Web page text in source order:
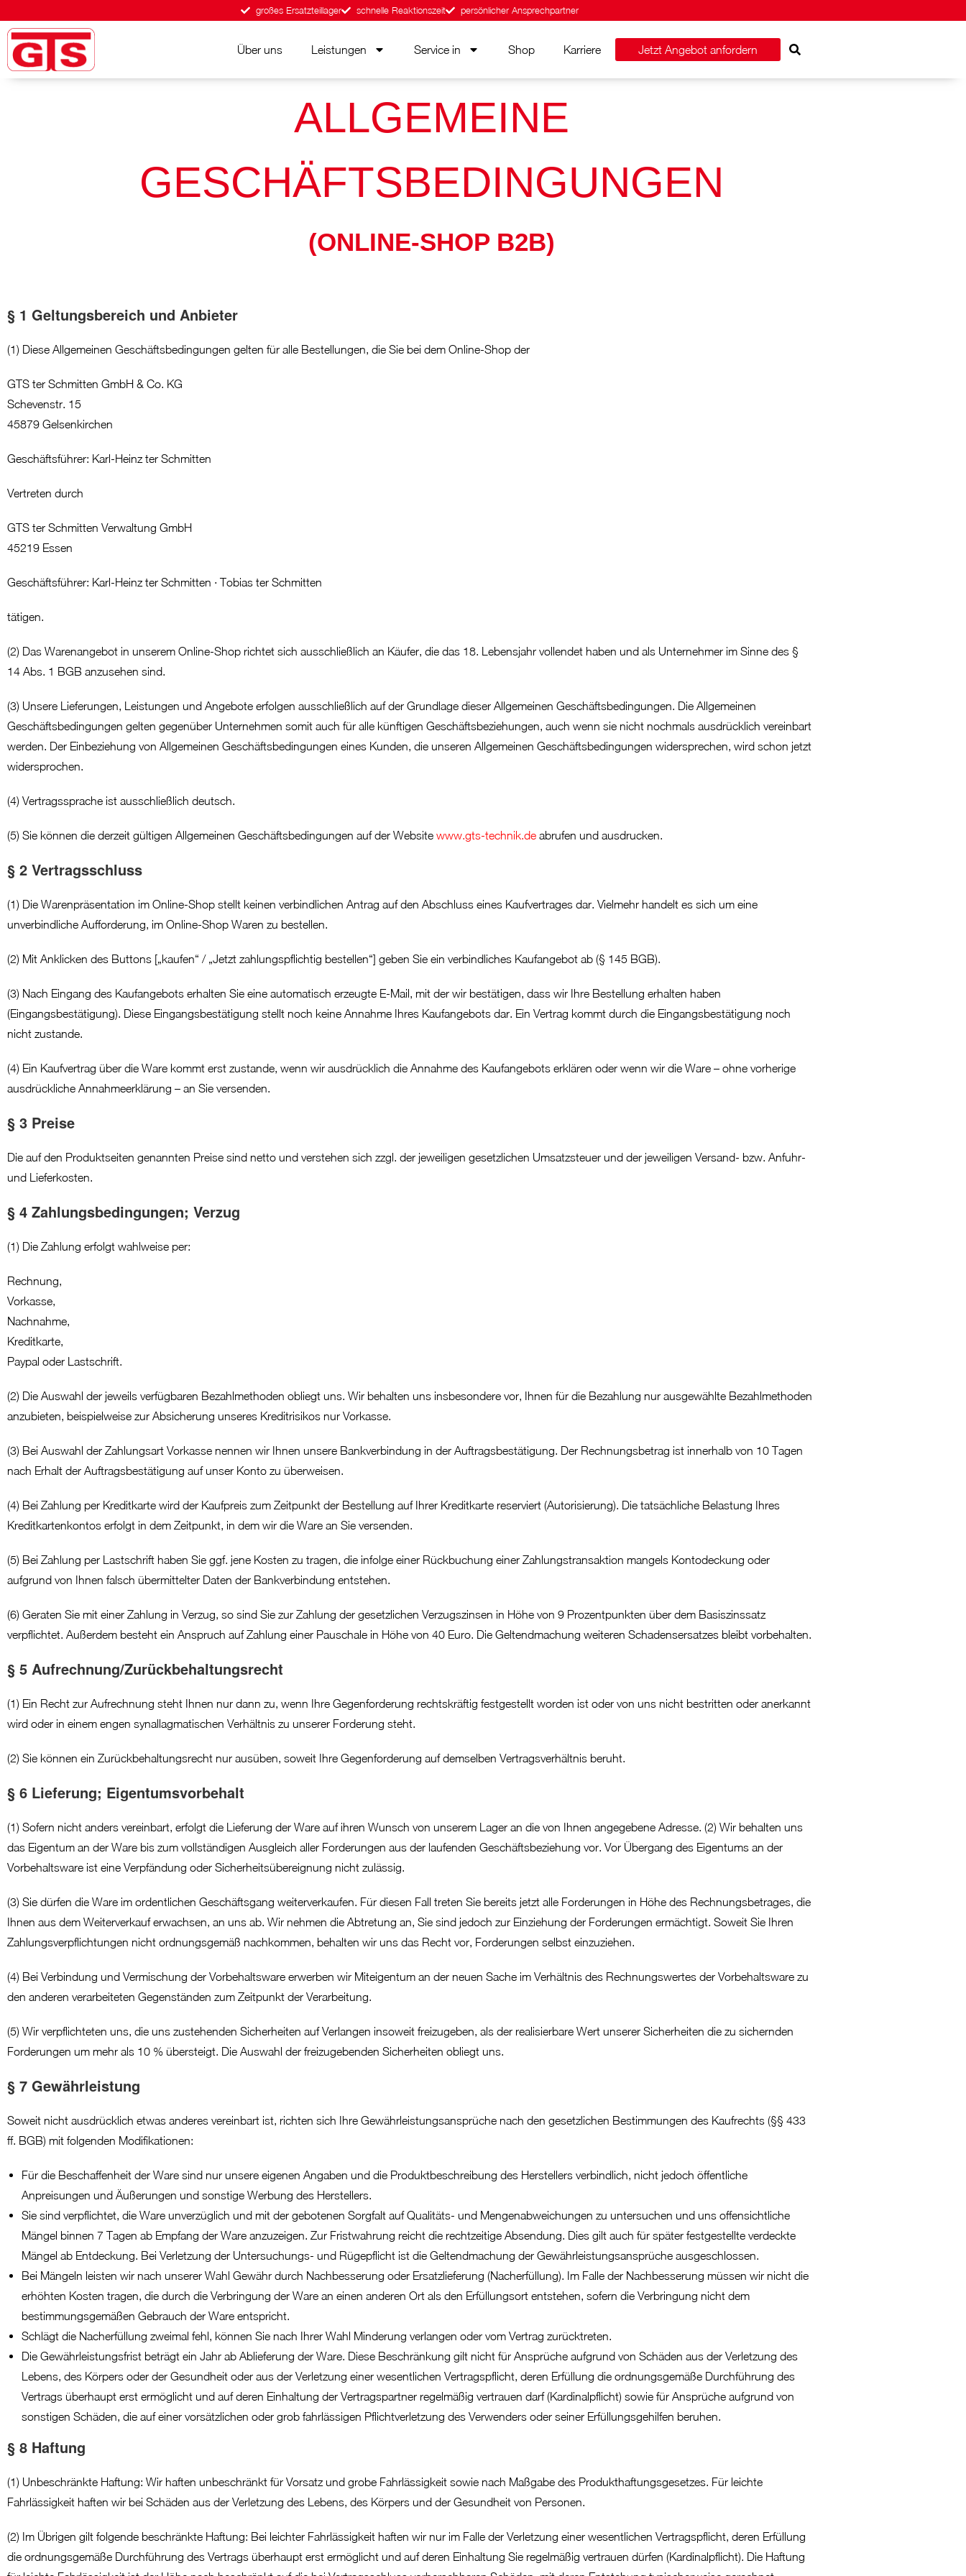
großes Ersatzteillager schnelle Reaktionszeit persönlicher Ansprechpartner
Über uns Leistungen Service in Shop Karriere Jetzt Angebot anfordern
ALLGEMEINE
GESCHÄFTSBEDINGUNGEN
(ONLINE-SHOP B2B)
§ 1 Geltungsbereich und Anbieter
(1) Diese Allgemeinen Geschäftsbedingungen gelten für alle Bestellungen, die Sie bei dem Online-Shop der
GTS ter Schmitten GmbH & Co. KG
Schevenstr. 15
45879 Gelsenkirchen
Geschäftsführer: Karl-Heinz ter Schmitten
Vertreten durch
GTS ter Schmitten Verwaltung GmbH
45219 Essen
Geschäftsführer: Karl-Heinz ter Schmitten · Tobias ter Schmitten
tätigen.
(2) Das Warenangebot in unserem Online-Shop richtet sich ausschließlich an Käufer, die das 18. Lebensjahr vollendet haben und als Unternehmer im Sinne des §
14 Abs. 1 BGB anzusehen sind.
(3) Unsere Lieferungen, Leistungen und Angebote erfolgen ausschließlich auf der Grundlage dieser Allgemeinen Geschäftsbedingungen. Die Allgemeinen
Geschäftsbedingungen gelten gegenüber Unternehmen somit auch für alle künftigen Geschäftsbeziehungen, auch wenn sie nicht nochmals ausdrücklich vereinbart
werden. Der Einbeziehung von Allgemeinen Geschäftsbedingungen eines Kunden, die unseren Allgemeinen Geschäftsbedingungen widersprechen, wird schon jetzt
widersprochen.
(4) Vertragssprache ist ausschließlich deutsch.
(5) Sie können die derzeit gültigen Allgemeinen Geschäftsbedingungen auf der Website www.gts-technik.de abrufen und ausdrucken.
§ 2 Vertragsschluss
(1) Die Warenpräsentation im Online-Shop stellt keinen verbindlichen Antrag auf den Abschluss eines Kaufvertrages dar. Vielmehr handelt es sich um eine
unverbindliche Aufforderung, im Online-Shop Waren zu bestellen.
(2) Mit Anklicken des Buttons [„kaufen“ / „Jetzt zahlungspflichtig bestellen“] geben Sie ein verbindliches Kaufangebot ab (§ 145 BGB).
(3) Nach Eingang des Kaufangebots erhalten Sie eine automatisch erzeugte E-Mail, mit der wir bestätigen, dass wir Ihre Bestellung erhalten haben
(Eingangsbestätigung). Diese Eingangsbestätigung stellt noch keine Annahme Ihres Kaufangebots dar. Ein Vertrag kommt durch die Eingangsbestätigung noch
nicht zustande.
(4) Ein Kaufvertrag über die Ware kommt erst zustande, wenn wir ausdrücklich die Annahme des Kaufangebots erklären oder wenn wir die Ware – ohne vorherige
ausdrückliche Annahmeerklärung – an Sie versenden.
§ 3 Preise
Die auf den Produktseiten genannten Preise sind netto und verstehen sich zzgl. der jeweiligen gesetzlichen Umsatzsteuer und der jeweiligen Versand- bzw. Anfuhr-
und Lieferkosten.
§ 4 Zahlungsbedingungen; Verzug
(1) Die Zahlung erfolgt wahlweise per:
Rechnung,
Vorkasse,
Nachnahme,
Kreditkarte,
Paypal oder Lastschrift.
(2) Die Auswahl der jeweils verfügbaren Bezahlmethoden obliegt uns. Wir behalten uns insbesondere vor, Ihnen für die Bezahlung nur ausgewählte Bezahlmethoden
anzubieten, beispielweise zur Absicherung unseres Kreditrisikos nur Vorkasse.
(3) Bei Auswahl der Zahlungsart Vorkasse nennen wir Ihnen unsere Bankverbindung in der Auftragsbestätigung. Der Rechnungsbetrag ist innerhalb von 10 Tagen
nach Erhalt der Auftragsbestätigung auf unser Konto zu überweisen.
(4) Bei Zahlung per Kreditkarte wird der Kaufpreis zum Zeitpunkt der Bestellung auf Ihrer Kreditkarte reserviert (Autorisierung). Die tatsächliche Belastung Ihres
Kreditkartenkontos erfolgt in dem Zeitpunkt, in dem wir die Ware an Sie versenden.
(5) Bei Zahlung per Lastschrift haben Sie ggf. jene Kosten zu tragen, die infolge einer Rückbuchung einer Zahlungstransaktion mangels Kontodeckung oder
aufgrund von Ihnen falsch übermittelter Daten der Bankverbindung entstehen.
(6) Geraten Sie mit einer Zahlung in Verzug, so sind Sie zur Zahlung der gesetzlichen Verzugszinsen in Höhe von 9 Prozentpunkten über dem Basiszinssatz
verpflichtet. Außerdem besteht ein Anspruch auf Zahlung einer Pauschale in Höhe von 40 Euro. Die Geltendmachung weiteren Schadensersatzes bleibt vorbehalten.
§ 5 Aufrechnung/Zurückbehaltungsrecht
(1) Ein Recht zur Aufrechnung steht Ihnen nur dann zu, wenn Ihre Gegenforderung rechtskräftig festgestellt worden ist oder von uns nicht bestritten oder anerkannt
wird oder in einem engen synallagmatischen Verhältnis zu unserer Forderung steht.
(2) Sie können ein Zurückbehaltungsrecht nur ausüben, soweit Ihre Gegenforderung auf demselben Vertragsverhältnis beruht.
§ 6 Lieferung; Eigentumsvorbehalt
(1) Sofern nicht anders vereinbart, erfolgt die Lieferung der Ware auf ihren Wunsch von unserem Lager an die von Ihnen angegebene Adresse. (2) Wir behalten uns
das Eigentum an der Ware bis zum vollständigen Ausgleich aller Forderungen aus der laufenden Geschäftsbeziehung vor. Vor Übergang des Eigentums an der
Vorbehaltsware ist eine Verpfändung oder Sicherheitsübereignung nicht zulässig.
(3) Sie dürfen die Ware im ordentlichen Geschäftsgang weiterverkaufen. Für diesen Fall treten Sie bereits jetzt alle Forderungen in Höhe des Rechnungsbetrages, die
Ihnen aus dem Weiterverkauf erwachsen, an uns ab. Wir nehmen die Abtretung an, Sie sind jedoch zur Einziehung der Forderungen ermächtigt. Soweit Sie Ihren
Zahlungsverpflichtungen nicht ordnungsgemäß nachkommen, behalten wir uns das Recht vor, Forderungen selbst einzuziehen.
(4) Bei Verbindung und Vermischung der Vorbehaltsware erwerben wir Miteigentum an der neuen Sache im Verhältnis des Rechnungswertes der Vorbehaltsware zu
den anderen verarbeiteten Gegenständen zum Zeitpunkt der Verarbeitung.
(5) Wir verpflichteten uns, die uns zustehenden Sicherheiten auf Verlangen insoweit freizugeben, als der realisierbare Wert unserer Sicherheiten die zu sichernden
Forderungen um mehr als 10 % übersteigt. Die Auswahl der freizugebenden Sicherheiten obliegt uns.
§ 7 Gewährleistung
Soweit nicht ausdrücklich etwas anderes vereinbart ist, richten sich Ihre Gewährleistungsansprüche nach den gesetzlichen Bestimmungen des Kaufrechts (§§ 433
ff. BGB) mit folgenden Modifikationen:
Für die Beschaffenheit der Ware sind nur unsere eigenen Angaben und die Produktbeschreibung des Herstellers verbindlich, nicht jedoch öffentliche
Anpreisungen und Äußerungen und sonstige Werbung des Herstellers.
Sie sind verpflichtet, die Ware unverzüglich und mit der gebotenen Sorgfalt auf Qualitäts- und Mengenabweichungen zu untersuchen und uns offensichtliche
Mängel binnen 7 Tagen ab Empfang der Ware anzuzeigen. Zur Fristwahrung reicht die rechtzeitige Absendung. Dies gilt auch für später festgestellte verdeckte
Mängel ab Entdeckung. Bei Verletzung der Untersuchungs- und Rügepflicht ist die Geltendmachung der Gewährleistungsansprüche ausgeschlossen.
Bei Mängeln leisten wir nach unserer Wahl Gewähr durch Nachbesserung oder Ersatzlieferung (Nacherfüllung). Im Falle der Nachbesserung müssen wir nicht die
erhöhten Kosten tragen, die durch die Verbringung der Ware an einen anderen Ort als den Erfüllungsort entstehen, sofern die Verbringung nicht dem
bestimmungsgemäßen Gebrauch der Ware entspricht.
Schlägt die Nacherfüllung zweimal fehl, können Sie nach Ihrer Wahl Minderung verlangen oder vom Vertrag zurücktreten.
Die Gewährleistungsfrist beträgt ein Jahr ab Ablieferung der Ware. Diese Beschränkung gilt nicht für Ansprüche aufgrund von Schäden aus der Verletzung des
Lebens, des Körpers oder der Gesundheit oder aus der Verletzung einer wesentlichen Vertragspflicht, deren Erfüllung die ordnungsgemäße Durchführung des
Vertrags überhaupt erst ermöglicht und auf deren Einhaltung der Vertragspartner regelmäßig vertrauen darf (Kardinalpflicht) sowie für Ansprüche aufgrund von
sonstigen Schäden, die auf einer vorsätzlichen oder grob fahrlässigen Pflichtverletzung des Verwenders oder seiner Erfüllungsgehilfen beruhen.
§ 8 Haftung
(1) Unbeschränkte Haftung: Wir haften unbeschränkt für Vorsatz und grobe Fahrlässigkeit sowie nach Maßgabe des Produkthaftungsgesetzes. Für leichte
Fahrlässigkeit haften wir bei Schäden aus der Verletzung des Lebens, des Körpers und der Gesundheit von Personen.
(2) Im Übrigen gilt folgende beschränkte Haftung: Bei leichter Fahrlässigkeit haften wir nur im Falle der Verletzung einer wesentlichen Vertragspflicht, deren Erfüllung
die ordnungsgemäße Durchführung des Vertrags überhaupt erst ermöglicht und auf deren Einhaltung Sie regelmäßig vertrauen dürfen (Kardinalpflicht). Die Haftung